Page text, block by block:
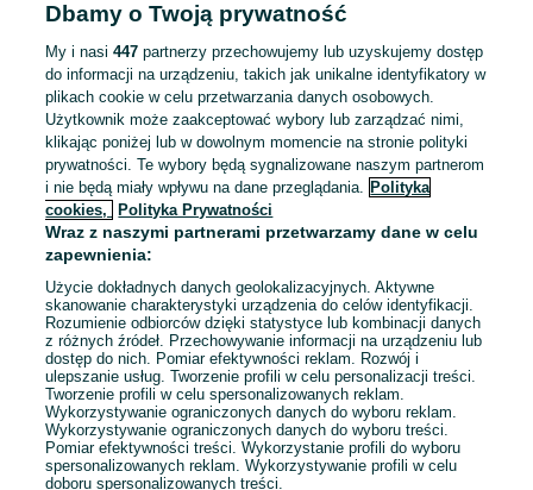
To ogłoszenie nie jest już dostępne
Przejdź na stronę główną
Dbamy o Twoją prywatność
My i nasi447 partnerzy przechowujemy lub uzyskujemy dostęp
do informacji na urządzeniu, takich jak unikalne identyfikatory w
plikach cookie w celu przetwarzania danych osobowych.
Użytkownik może zaakceptować wybory lub zarządzać nimi,
klikając poniżej lub w dowolnym momencie na stronie polityki
prywatności. Te wybory będą sygnalizowane naszym partnerom
i nie będą miały wpływu na dane przeglądania. Polityka
cookies,
Polityka Prywatności
Wraz z naszymi partnerami przetwarzamy dane w celu
zapewnienia:
Użycie dokładnych danych geolokalizacyjnych. Aktywne
skanowanie charakterystyki urządzenia do celów identyfikacji.
Rozumienie odbiorców dzięki statystyce lub kombinacji danych
z różnych źródeł. Przechowywanie informacji na urządzeniu lub
dostęp do nich. Pomiar efektywności reklam. Rozwój i
ulepszanie usług. Tworzenie profili w celu personalizacji treści.
Tworzenie profili w celu spersonalizowanych reklam.
Wykorzystywanie ograniczonych danych do wyboru reklam.
Wykorzystywanie ograniczonych danych do wyboru treści.
Pomiar efektywności treści. Wykorzystanie profili do wyboru
spersonalizowanych reklam. Wykorzystywanie profili w celu
doboru spersonalizowanych treści.